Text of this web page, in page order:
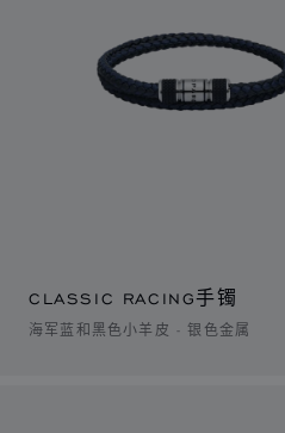
CLASSIC RACING手镯
海军蓝和黑色小羊皮 - 银色金属